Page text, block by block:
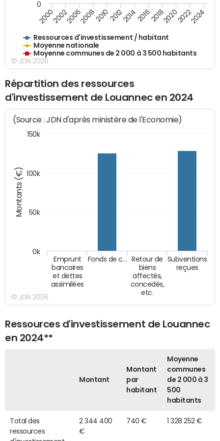
Ressources d'investissement / habitant
Moyenne nationale
Moyenne communes de 2 000 à 3 500 habitants
200020022006200820102012201420162018202020222024
0
© JDN 2026
Répartition des ressources
d'investissement de Louannec en 2024
Montants (€)
(Source : JDN d'après ministère de l'Economie)
Emprunt
bancaires
et dettes
assimilées
Fonds de c…
Retour de
biens
affectés,
concedés,
etc.
Subventions
reçues
0k
50k
100k
150k
© JDN 2026
Ressources d'investissement de Louannec
en 2024**
Montant
Montant
par
habitant
Moyenne
communes
de 2 000 à 3
500
habitants
Total des
ressources
2 344 400
€
740 € 1 328 252 €